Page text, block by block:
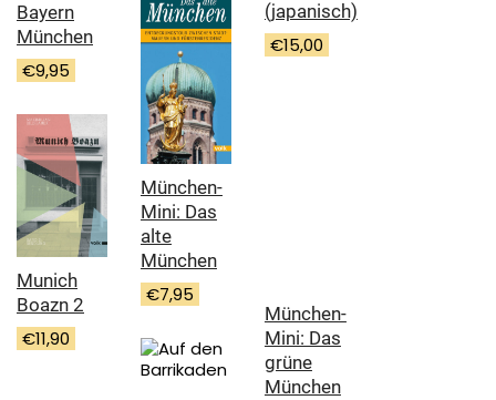
Bayern
München
€9,95
(japanisch)
€15,00
München-
Mini: Das
alte
München
€7,95
München-
Mini: Das
grüne
München
Munich
Boazn 2
€11,90